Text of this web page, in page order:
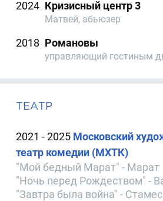
2024 Кризисный центр 3
Матвей, абьюзер
2018 Романовы
управляющий гостиным
ТЕАТР
2021 - 2025 Московский
театр комедии (МХТК)
"Мой бедный Марат" - Марат
"Ночь перед Рождеством" -
"Завтра была война" -